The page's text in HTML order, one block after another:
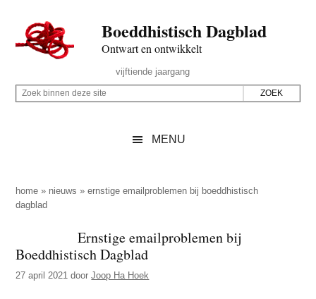
naar
de
inhoud
secondary
naar
de
sidebar
naar
de
Boeddhistisch Dagblad
Ontwart en ontwikkelt
Rechts
vijftiende jaargang
Z
p
d
z
e
Z
i
n
n
d
MENU
home » nieuws »ernstige emailproblemen bij boeddhistisch
dagblad
Ernstige emailproblemen bij
Boeddhistisch Dagblad
27 april 2021 doorJoop Ha Hoek